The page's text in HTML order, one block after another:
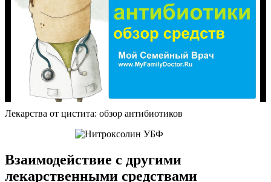
Лекарства от цистита: обзор антибиотиков
Взаимодействие с другими
лекарственными средствами